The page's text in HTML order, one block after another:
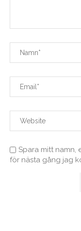
Spara mitt namn,
för nästa gång jag